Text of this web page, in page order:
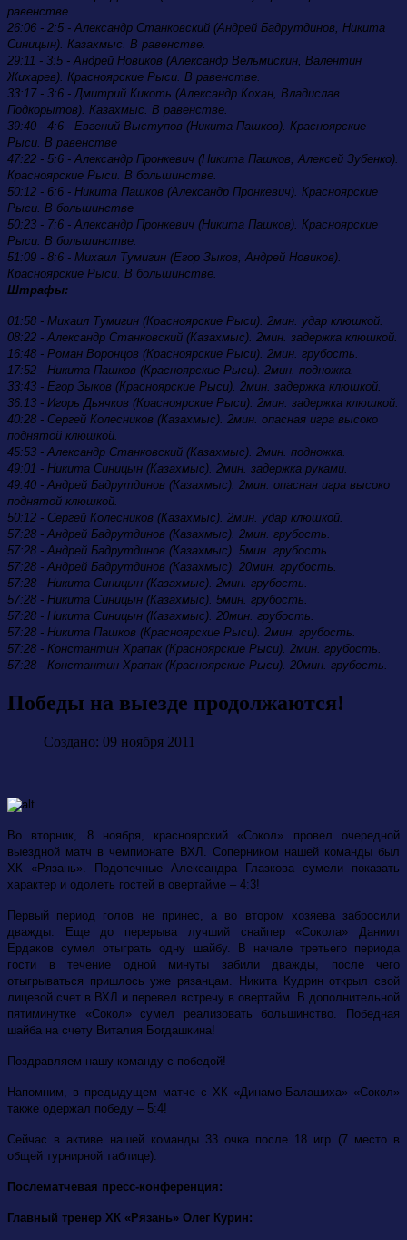
равенстве.
26:06 - 2:5 - Александр Станковский (Андрей Бадрутдинов, Никита
Синицын). Казахмыс. В равенстве.
29:11 - 3:5 - Андрей Новиков (Александр Вельмискин, Валентин
Жихарев). Красноярские Рыси. В равенстве.
33:17 - 3:6 - Дмитрий Кикоть (Александр Кохан, Владислав
Подкорытов). Казахмыс. В равенстве.
39:40 - 4:6 - Евгений Выступов (Никита Пашков). Красноярские
Рыси. В равенстве
47:22 - 5:6 - Александр Пронкевич (Никита Пашков, Алексей Зубенко).
Красноярские Рыси. В большинстве.
50:12 - 6:6 - Никита Пашков (Александр Пронкевич). Красноярские
Рыси. В большинстве
50:23 - 7:6 - Александр Пронкевич (Никита Пашков). Красноярские
Рыси. В большинстве.
51:09 - 8:6 - Михаил Тумигин (Егор Зыков, Андрей Новиков).
Красноярские Рыси. В большинстве.
Штрафы:
01:58 - Михаил Тумигин (Красноярские Рыси). 2мин. удар клюшкой.
08:22 - Александр Станковский (Казахмыс). 2мин. задержка клюшкой.
16:48 - Роман Воронцов (Красноярские Рыси). 2мин. грубость.
17:52 - Никита Пашков (Красноярские Рыси). 2мин. подножка.
33:43 - Егор Зыков (Красноярские Рыси). 2мин. задержка клюшкой.
36:13 - Игорь Дьячков (Красноярские Рыси). 2мин. задержка клюшкой.
40:28 - Сергей Колесников (Казахмыс). 2мин. опасная игра высоко
поднятой клюшкой.
45:53 - Александр Станковский (Казахмыс). 2мин. подножка.
49:01 - Никита Синицын (Казахмыс). 2мин. задержка руками.
49:40 - Андрей Бадрутдинов (Казахмыс). 2мин. опасная игра высоко
поднятой клюшкой.
50:12 - Сергей Колесников (Казахмыс). 2мин. удар клюшкой.
57:28 - Андрей Бадрутдинов (Казахмыс). 2мин. грубость.
57:28 - Андрей Бадрутдинов (Казахмыс). 5мин. грубость.
57:28 - Андрей Бадрутдинов (Казахмыс). 20мин. грубость.
57:28 - Никита Синицын (Казахмыс). 2мин. грубость.
57:28 - Никита Синицын (Казахмыс). 5мин. грубость.
57:28 - Никита Синицын (Казахмыс). 20мин. грубость.
57:28 - Никита Пашков (Красноярские Рыси). 2мин. грубость.
57:28 - Константин Храпак (Красноярские Рыси). 2мин. грубость.
57:28 - Константин Храпак (Красноярские Рыси). 20мин. грубость.
Победы на выезде продолжаются!
Создано: 09 ноября 2011
Во вторник, 8 ноября, красноярский «Сокол» провел очередной
выездной матч в чемпионате ВХЛ. Соперником нашей команды был
ХК «Рязань». Подопечные Александра Глазкова сумели показать
характер и одолеть гостей в овертайме – 4:3!
Первый период голов не принес, а во втором хозяева забросили
дважды. Еще до перерыва лучший снайпер «Сокола» Даниил
Ердаков сумел отыграть одну шайбу. В начале третьего периода
гости в течение одной минуты забили дважды, после чего
отыгрываться пришлось уже рязанцам. Никита Кудрин открыл свой
лицевой счет в ВХЛ и перевел встречу в овертайм. В дополнительной
пятиминутке «Сокол» сумел реализовать большинство. Победная
шайба на счету Виталия Богдашкина!
Поздравляем нашу команду с победой!
Напомним, в предыдущем матче с ХК «Динамо-Балашиха» «Сокол»
также одержал победу – 5:4!
Сейчас в активе нашей команды 33 очка после 18 игр (7 место в
общей турнирной таблице).
Послематчевая пресс-конференция:
Главный тренер ХК «Рязань» Олег Курин: